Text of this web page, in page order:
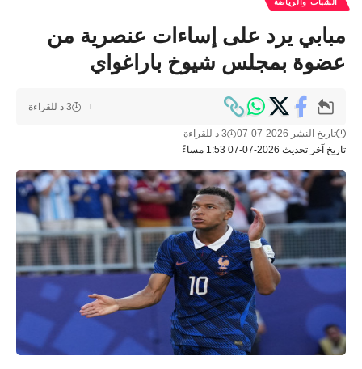
الشباب والرياضة
مبابي يرد على إساءات عنصرية من
عضوة بمجلس شيوخ باراغواي
تاريخ آخر تحديث 2026-07-07 1:53 مساءً
تاريخ النشر 2026-07-07 3 د للقراءة
3 د للقراءة